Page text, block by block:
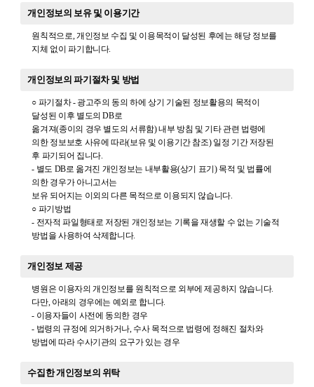
개인정보의 보유 및 이용기간
원칙적으로, 개인정보 수집 및 이용목적이 달성된 후에는 해당 정보를
지체 없이 파기합니다.
개인정보의 파기절차 및 방법
○ 파기절차 - 광고주의 동의 하에 상기 기술된 정보활용의 목적이
달성된 이후 별도의 DB로
옮겨져(종이의 경우 별도의 서류함) 내부 방침 및 기타 관련 법령에
의한 정보보호 사유에 따라(보유 및 이용기간 참조) 일정 기간 저장된
후 파기되어 집니다.
- 별도 DB로 옮겨진 개인정보는 내부활용(상기 표기) 목적 및 법률에
의한 경우가 아니고서는
보유 되어지는 이외의 다른 목적으로 이용되지 않습니다.
○ 파기방법
- 전자적 파일형태로 저장된 개인정보는 기록을 재생할 수 없는 기술적
방법을 사용하여 삭제합니다.
개인정보 제공
병원은 이용자의 개인정보를 원칙적으로 외부에 제공하지 않습니다.
다만, 아래의 경우에는 예외로 합니다.
- 이용자들이 사전에 동의한 경우
- 법령의 규정에 의거하거나, 수사 목적으로 법령에 정해진 절차와
방법에 따라 수사기관의 요구가 있는 경우
수집한 개인정보의 위탁